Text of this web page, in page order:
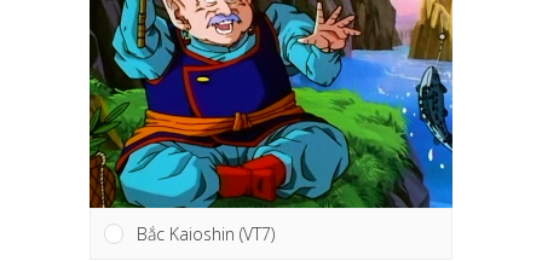
Bắc Kaioshin (VT7)